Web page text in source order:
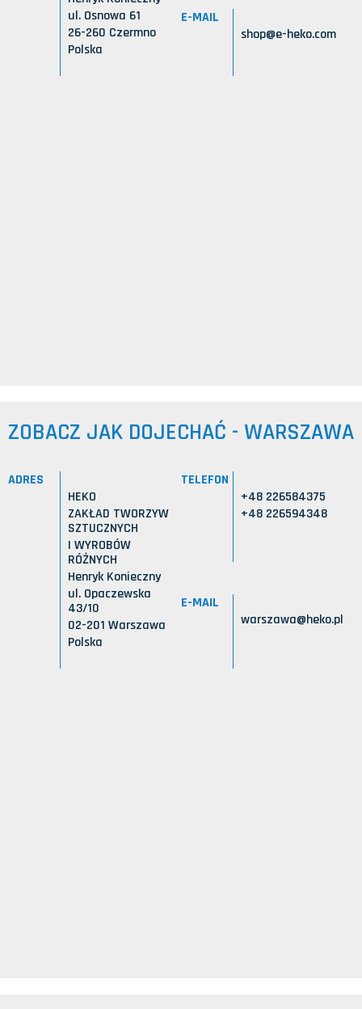
ul. Osnowa 61
26-260 Czermno
Polska
E-MAIL
shop@e-heko.com
ZOBACZ JAK DOJECHAĆ - WARSZAWA
ADRES
HEKO
ZAKŁAD TWORZYW
SZTUCZNYCH
I WYROBÓW
RÓŻNYCH
Henryk Konieczny
ul. Opaczewska
43/10
02-201 Warszawa
Polska
TELEFON
+48 226584375
+48 226594348
E-MAIL
warszawa@heko.pl